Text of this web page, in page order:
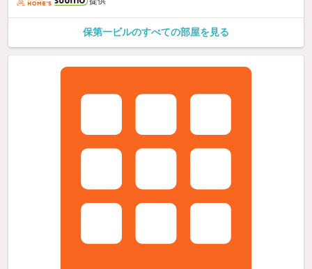
保第一ビルのすべての部屋を見る